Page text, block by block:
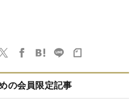
の会員限定記事